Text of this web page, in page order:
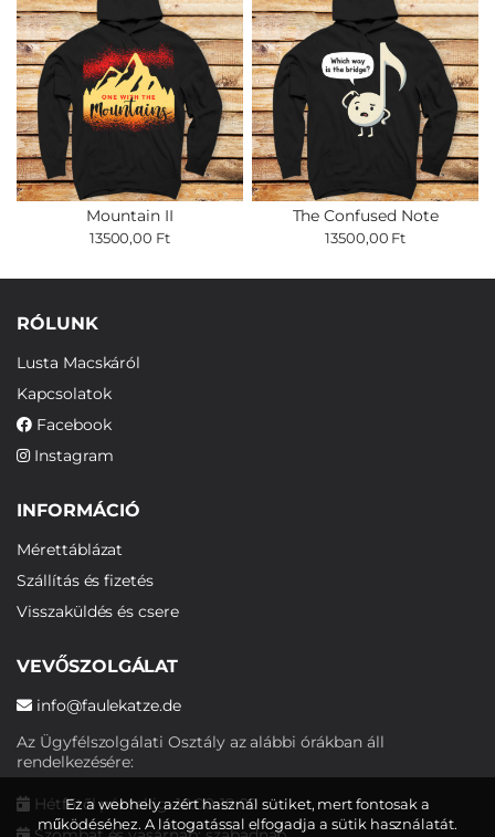
Mountain II
13500,00 Ft
The Confused Note
13500,00 Ft
RÓLUNK
Lusta Macskáról
Kapcsolatok
Facebook
Instagram
INFORMÁCIÓ
Mérettáblázat
Szállítás és fizetés
Visszaküldés és csere
VEVŐSZOLGÁLAT
info@faulekatze.de
Az Ügyfélszolgálati Osztály az alábbi órákban áll
rendelkezésére:
Hétfőtől péntekig: 10:00-19:00
Ez a webhely azért használ sütiket, mert fontosak a
működéséhez. A látogatással elfogadja a sütik használatát.